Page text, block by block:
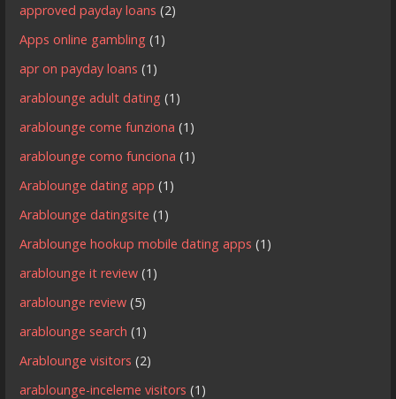
approved payday loans (2)
Apps online gambling (1)
apr on payday loans (1)
arablounge adult dating (1)
arablounge come funziona (1)
arablounge como funciona (1)
Arablounge dating app (1)
Arablounge datingsite (1)
Arablounge hookup mobile dating apps (1)
arablounge it review (1)
arablounge review (5)
arablounge search (1)
Arablounge visitors (2)
arablounge-inceleme visitors (1)